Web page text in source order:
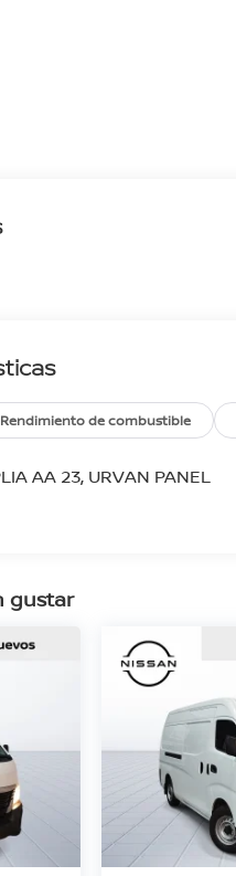
Rendimiento de combustible
AA 23, URVAN PANEL
gustar